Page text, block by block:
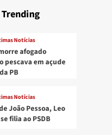
Notícias
afogado
pescava em açude
PB
Notícias
João Pessoa, Leo
filia ao PSDB